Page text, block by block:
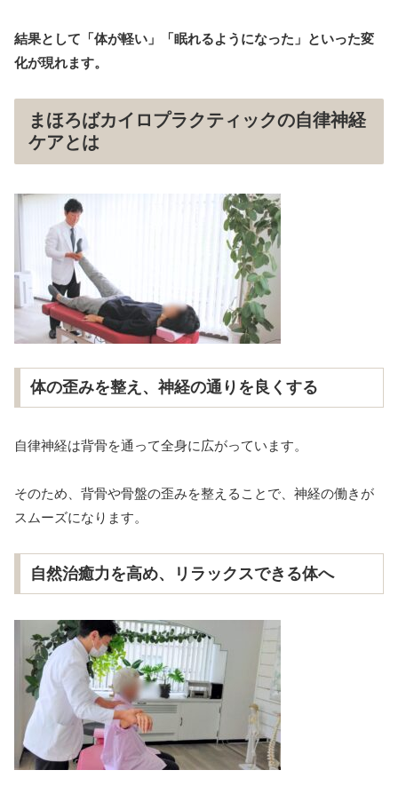
結果として「体が軽い」「眠れるようになった」といった変
化が現れます。
まほろばカイロプラクティックの自律神経
ケアとは
体の歪みを整え、神経の通りを良くする
自律神経は背骨を通って全身に広がっています。
そのため、背骨や骨盤の歪みを整えることで、神経の働きが
スムーズになります。
自然治癒力を高め、リラックスできる体へ